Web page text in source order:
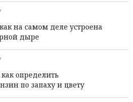
на самом деле устроена
дыре
определить
по запаху и цвету